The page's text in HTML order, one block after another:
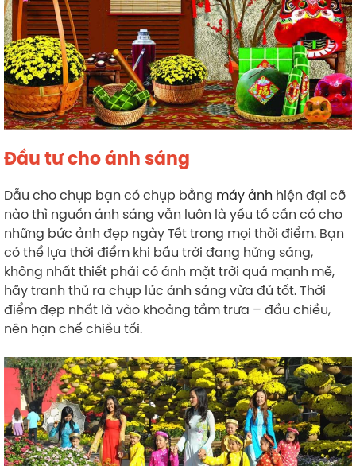
Đầu tư cho ánh sáng
Dẫu cho chụp bạn có chụp bằng máy ảnh hiện đại cỡ
nào thì nguồn ánh sáng vẫn luôn là yếu tố cần có cho
những bức ảnh đẹp ngày Tết trong mọi thời điểm. Bạn
có thể lựa thời điểm khi bầu trời đang hửng sáng,
không nhất thiết phải có ánh mặt trời quá mạnh mẽ,
hãy tranh thủ ra chụp lúc ánh sáng vừa đủ tốt. Thời
điểm đẹp nhất là vào khoảng tầm trưa – đầu chiều,
nên hạn chế chiều tối.